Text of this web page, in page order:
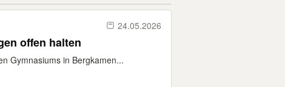
24.05.2026
offen halten
Gymnasiums in Bergkamen...